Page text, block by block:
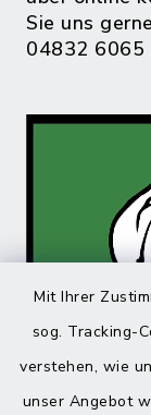
Mit Ihrer
sog. Tracking-
verstehen, wie
unser Angebot
Sie uns
04832 6065